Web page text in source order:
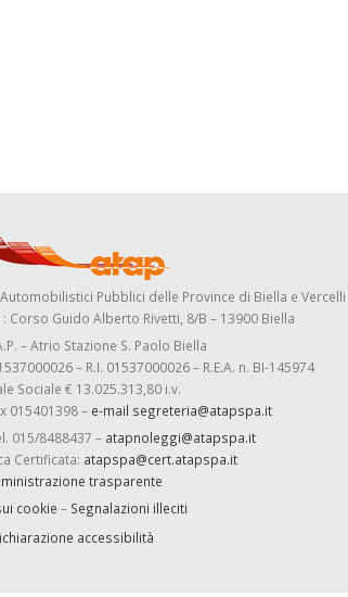
Pubblici delle Province di Biella e Vercelli
Corso Guido Alberto Rivetti, 8/B – 13900 Biella
– Atrio Stazione S. Paolo Biella
– R.I. 01537000026 – R.E.A. n. BI-145974
Sociale € 13.025.313,80 i.v.
015401398 – e-mail segreteria@atapspa.it
015/8488437 – atapnoleggi@atapspa.it
Certificata: atapspa@cert.atapspa.it
trasparente
cookie – Segnalazioni illeciti
accessibilità